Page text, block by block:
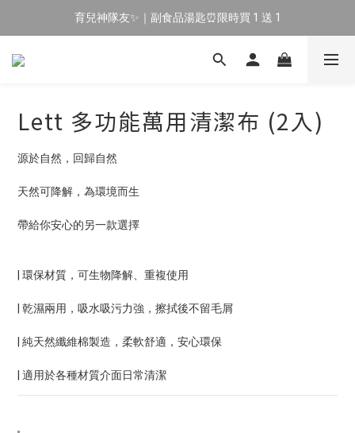
🔥 新會員專屬｜首購現折 $100！🔥
育兒神隊友✨｜副食品湯匙⏰限時買 1 送 1
🔥 新會員專屬｜首購現折 $100！🔥
Lett 多功能萬用清潔布 (2入)
源於自然，回歸自然
天然可降解，為環境而生
帶給你安心的另一款選擇
| 環保材質，可生物降解、重複使用
| 乾濕兩用，吸水吸污力強，擦拭後不留毛屑
| 純天然纖維棉製造，柔軟舒適，安心環保
| 適用於各種材質介面日常清潔